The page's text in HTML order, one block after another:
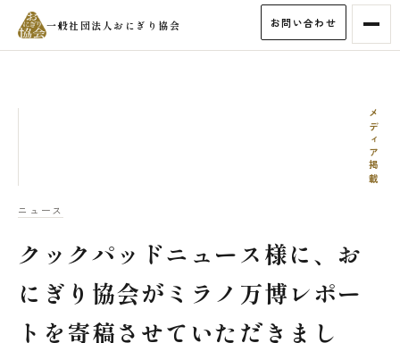
一般社団法人おにぎり協会 お問い合わせ
メディア掲載
ニュース
クックパッドニュース様に、お
にぎり協会がミラノ万博レポー
トを寄稿させていただきまし